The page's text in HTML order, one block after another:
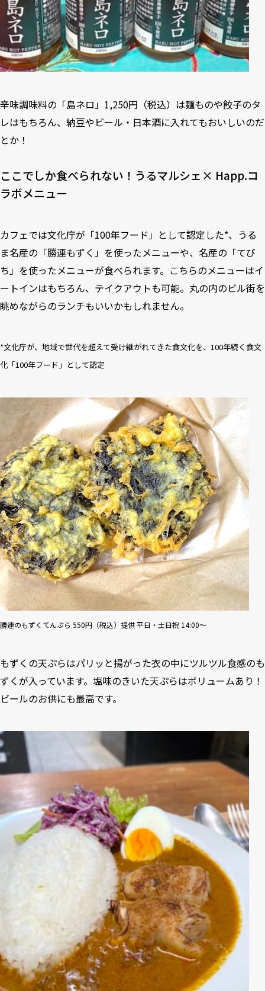
辛味調味料の「島ネロ」1,250円（税込）は麺ものや餃子のタ
レはもちろん、納豆やビール・日本酒に入れてもおいしいのだ
とか！
ここでしか食べられない！うるマルシェ× Happ.コ
ラボメニュー
カフェでは⽂化庁が「100年フード」として認定した*、うる
ま名産の「勝連もずく」を使ったメニューや、名産の「てび
ち」を使ったメニューが食べられます。こちらのメニューはイ
ートインはもちろん、テイクアウトも可能。丸の内のビル街を
眺めながらのランチもいいかもしれません。
*文化庁が、地域で世代を超えて受け継がれてきた食文化を、100年続く食文
化「100年フード」として認定
勝連のもずくてんぷら 550円（税込）提供 平⽇・⼟⽇祝 14:00〜
もずくの天ぷらはパリッと揚がった衣の中にツルツル食感のも
ずくが入っています。塩味のきいた天ぷらはボリュームあり！
ビールのお供にも最高です。